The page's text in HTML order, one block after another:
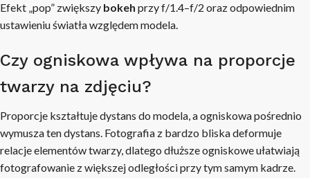
Efekt „pop” zwiększy bokeh przy f/1.4–f/2 oraz odpowiednim
ustawieniu światła względem modela.
Czy ogniskowa wpływa na proporcje
twarzy na zdjęciu?
Proporcje kształtuje dystans do modela, a ogniskowa pośrednio
wymusza ten dystans. Fotografia z bardzo bliska deformuje
relacje elementów twarzy, dlatego dłuższe ogniskowe ułatwiają
fotografowanie z większej odległości przy tym samym kadrze.